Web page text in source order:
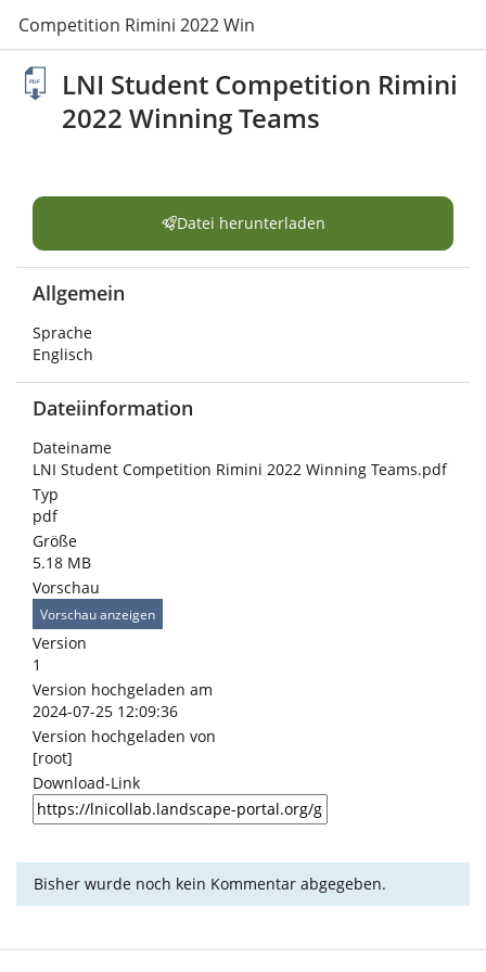
Competition Rimini 2022 Winning Teams.pdf
LNI Student Competition Rimini
2022 Winning Teams
Datei herunterladen
Allgemein
Sprache
Englisch
Dateiinformation
Dateiname
LNI Student Competition Rimini 2022 Winning Teams.pdf
Typ
pdf
Größe
5.18 MB
Vorschau
Vorschau anzeigen
Version
1
Version hochgeladen am
2024-07-25 12:09:36
Version hochgeladen von
[root]
Download-Link
Bisher wurde noch kein Kommentar abgegeben.